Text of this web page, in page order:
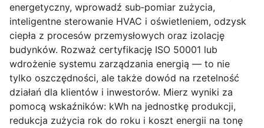
energetyczny, wprowadź sub‑pomiar zużycia,
inteligentne sterowanie HVAC i oświetleniem, odzysk
ciepła z procesów przemysłowych oraz izolację
budynków. Rozważ certyfikację ISO 50001 lub
wdrożenie systemu zarządzania energią — to nie
tylko oszczędności, ale także dowód na rzetelność
działań dla klientów i inwestorów. Mierz wyniki za
pomocą wskaźników: kWh na jednostkę produkcji,
redukcja zużycia rok do roku i koszt energii na tonę